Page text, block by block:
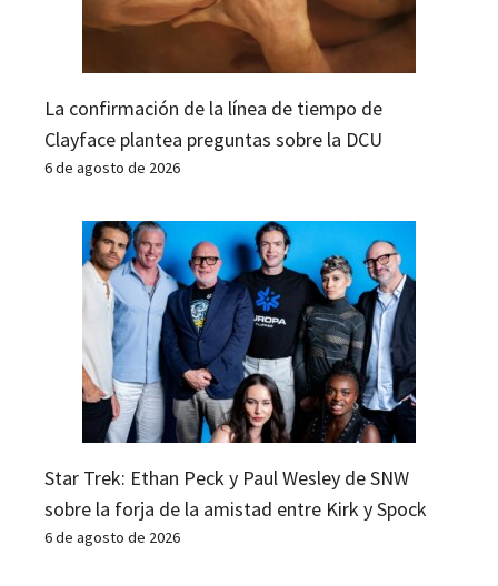
La confirmación de la línea de tiempo de
Clayface plantea preguntas sobre la DCU
6 de agosto de 2026
Star Trek: Ethan Peck y Paul Wesley de SNW
sobre la forja de la amistad entre Kirk y Spock
6 de agosto de 2026